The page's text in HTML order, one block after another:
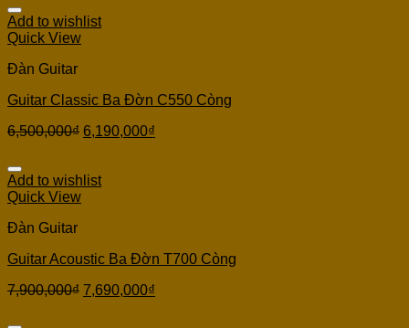
Add to wishlist
Quick View
Đàn Guitar
Guitar Classic Ba Đờn C550 Còng
6,500,000₫ 6,190,000₫
Add to wishlist
Quick View
Đàn Guitar
Guitar Acoustic Ba Đờn T700 Còng
7,900,000₫ 7,690,000₫